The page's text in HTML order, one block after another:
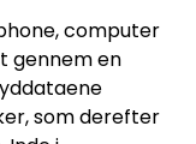
computer
gennem en
som derefter